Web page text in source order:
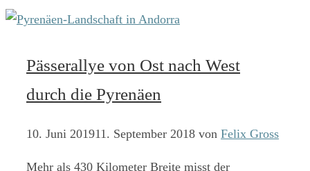
Pässerallye von Ost nach West
durch die Pyrenäen
10. Juni 201911. September 2018 von Felix Gross
Mehr als 430 Kilometer Breite misst der